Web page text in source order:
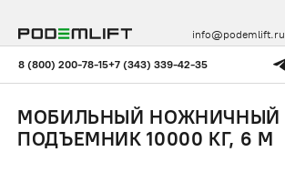
8 (800) 200-78-15+7 (343) 339-42-35
info@podemlift.ru
МОБИЛЬНЫЙ НОЖНИЧНЫЙ
ПОДЪЕМНИК 10000 КГ, 6 М